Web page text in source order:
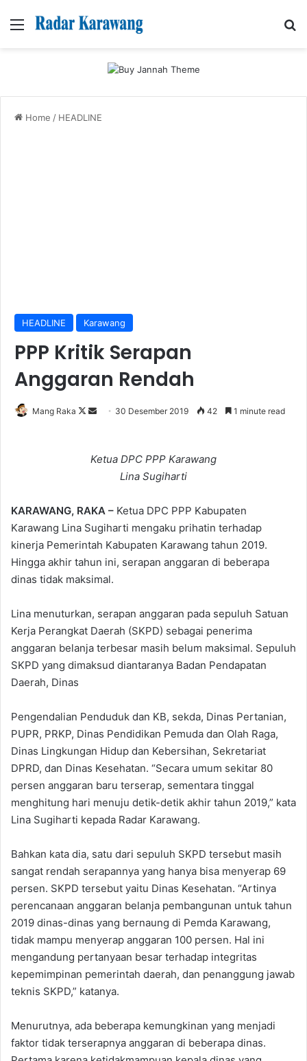
Menu
Home / HEADLINE
HEADLINE Karawang
PPP Kritik Serapan
Anggaran Rendah
Mang Raka
Follow
Send 30 Desember 2019 42 1 minute read
Ketua DPC PPP Karawang
Lina Sugiharti
KARAWANG, RAKA – Ketua DPC PPP Kabupaten
Karawang Lina Sugiharti mengaku prihatin terhadap
kinerja Pemerintah Kabupaten Karawang tahun 2019.
Hingga akhir tahun ini, serapan anggaran di beberapa
dinas tidak maksimal.
Lina menuturkan, serapan anggaran pada sepuluh Satuan
Kerja Perangkat Daerah (SKPD) sebagai penerima
anggaran belanja terbesar masih belum maksimal. Sepuluh
SKPD yang dimaksud diantaranya Badan Pendapatan
Daerah, Dinas
Pengendalian Penduduk dan KB, sekda, Dinas Pertanian,
PUPR, PRKP, Dinas Pendidikan Pemuda dan Olah Raga,
Dinas Lingkungan Hidup dan Kebersihan, Sekretariat
DPRD, dan Dinas Kesehatan. “Secara umum sekitar 80
persen anggaran baru terserap, sementara tinggal
menghitung hari menuju detik-detik akhir tahun 2019,” kata
Lina Sugiharti kepada Radar Karawang.
Bahkan kata dia, satu dari sepuluh SKPD tersebut masih
sangat rendah serapannya yang hanya bisa menyerap 69
persen. SKPD tersebut yaitu Dinas Kesehatan. “Artinya
perencanaan anggaran belanja pembangunan untuk tahun
2019 dinas-dinas yang bernaung di Pemda Karawang,
tidak mampu menyerap anggaran 100 persen. Hal ini
mengandung pertanyaan besar terhadap integritas
kepemimpinan pemerintah daerah, dan penanggung jawab
teknis SKPD,” katanya.
Menurutnya, ada beberapa kemungkinan yang menjadi
faktor tidak terserapnya anggaran di beberapa dinas.